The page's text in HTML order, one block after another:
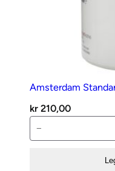
Amsterdam
kr 210,00
Standard
−